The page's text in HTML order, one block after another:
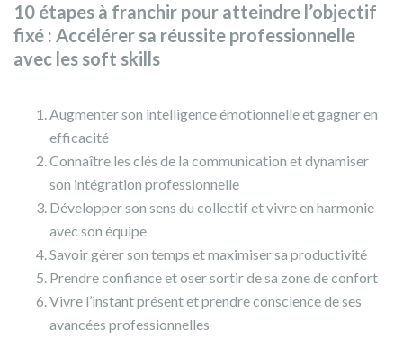
10 étapes à franchir pour atteindre l’objectif
fixé : Accélérer sa réussite professionnelle
avec les soft skills
Augmenter son intelligence émotionnelle et gagner en
efficacité
Connaître les clés de la communication et dynamiser
son intégration professionnelle
Développer son sens du collectif et vivre en harmonie
avec son équipe
Savoir gérer son temps et maximiser sa productivité
Prendre confiance et oser sortir de sa zone de confort
Vivre l’instant présent et prendre conscience de ses
avancées professionnelles